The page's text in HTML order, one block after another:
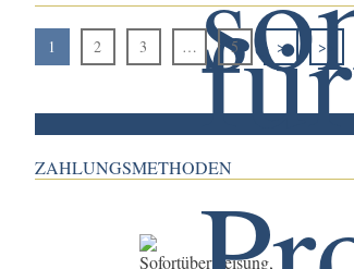
1 2 3 … 5 > >>
ZAHLUNGSMETHODEN